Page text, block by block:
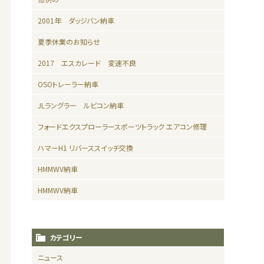
2001年 ダッジバン納車
夏季休業のお知らせ
2017 エスカレード 変速不良
OSOトレーラー納車
JLラングラー ルビコン納車
フォードエクスプローラースポーツトラック エアコン修理
ハマーH1 リバーススイッチ交換
HMMWV納車
HMMWV納車
カテゴリー
ニュース